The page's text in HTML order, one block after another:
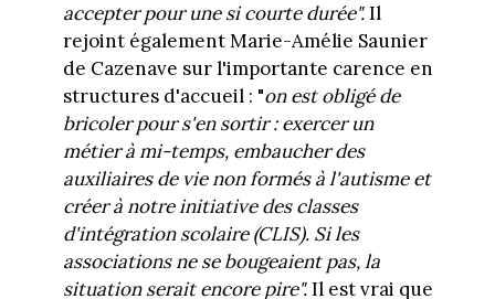
accepter pour une si courte durée".Il
rejoint également Marie-Amélie Saunier
de Cazenave sur l'importante carence en
structures d'accueil : "on est obligé de
bricoler pour s'en sortir : exercer un
métier à mi-temps, embaucher des
auxiliaires de vie non formés à l'autisme et
créer à notre initiative des classes
d'intégration scolaire (CLIS). Si les
associations ne se bougeaient pas, la
situation serait encore pire".Il est vrai que